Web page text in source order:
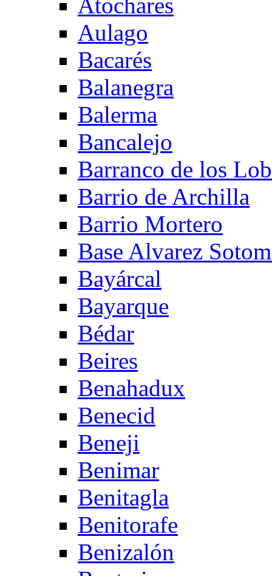
Aulago
Bacarés
Balanegra
Balerma
Bancalejo
Barranco de los
Barrio de Archilla
Barrio Mortero
Base Alvarez
Bayárcal
Bayarque
Bédar
Beires
Benahadux
Benecid
Beneji
Benimar
Benitagla
Benitorafe
Benizalón